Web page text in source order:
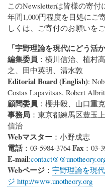
このNewsletterは皆様の寄付
年間1,000円程度を目処にご
しくは、ご寄付のお願いを
「宇野理論を現代にどう活
編集委員 ：横川信治、植村
之、田中英明、清水敦
Editorial Board (English):
Costas Lapavitsas, Robert
顧問委員 ：櫻井毅、山口重
事務局 ：東京都練馬区豊
信治
Webマスター ：小野成志
電話 ：03-5984-3764 Fax ：03-
E-mail:
Webページ ： 宇野理論を現
ジ http://www.unotheory.org